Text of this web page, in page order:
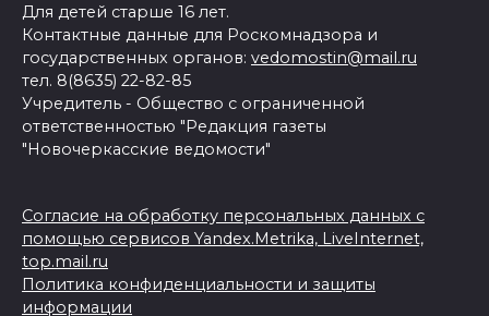
Для детей старше 16 лет.
Контактные данные для Роскомнадзора и
государственных органов: vedomostin@mail.ru
тел. 8(8635) 22-82-85
Учредитель - Общество с ограниченной
ответственностью "Редакция газеты
"Новочеркасские ведомости"
Согласие на обработку персональных данных с
помощью сервисов Yandex.Metrika, LiveInternet,
top.mail.ru
Политика конфиденциальности и защиты
информации